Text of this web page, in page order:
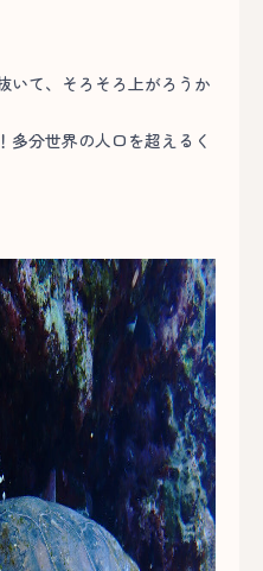
いて、そろそろ上がろうか
多分世界の人口を超えるく